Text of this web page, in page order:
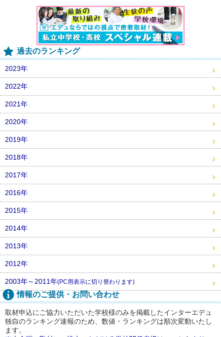
過去のランキング
2023年
2022年
2021年
2020年
2019年
2018年
2017年
2016年
2015年
2014年
2013年
2012年
2003年～2011年(PC用表示に切り替わります)
情報のご提供・お問い合わせ
取材申込にご協力いただいた学校様のみを掲載したインターエデュ
独自のランキング速報のため、数値・ランキングは順次変動いたし
ます。